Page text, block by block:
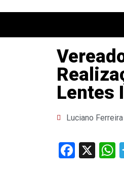
Lentes
Luciano Ferreira
X